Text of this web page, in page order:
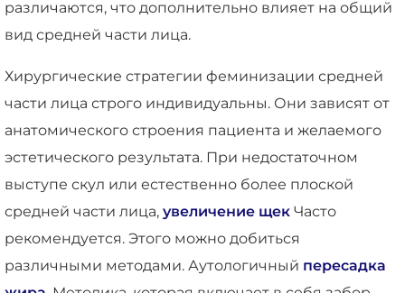
различаются, что дополнительно влияет на общий
вид средней части лица.
Хирургические стратегии феминизации средней
части лица строго индивидуальны. Они зависят от
анатомического строения пациента и желаемого
эстетического результата. При недостаточном
выступе скул или естественно более плоской
средней части лица, увеличение щек Часто
рекомендуется. Этого можно добиться
различными методами. Аутологичный пересадка